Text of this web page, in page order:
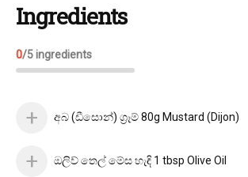
Ingredients
0/5ingredients
අබ (ඩීසොන්) ග්‍රෑම් 80g Mustard (Dijon)
ඔලිව් තෙල් මේස හැඳි 1 tbsp Olive Oil